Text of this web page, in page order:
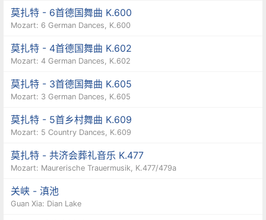
莫扎特 - 6首德国舞曲 K.600
Mozart: 6 German Dances, K.600
莫扎特 - 4首德国舞曲 K.602
Mozart: 4 German Dances, K.602
莫扎特 - 3首德国舞曲 K.605
Mozart: 3 German Dances, K.605
莫扎特 - 5首乡村舞曲 K.609
Mozart: 5 Country Dances, K.609
莫扎特 - 共济会葬礼音乐 K.477
Mozart: Maurerische Trauermusik, K.477/479a
关峡 - 滇池
Guan Xia: Dian Lake